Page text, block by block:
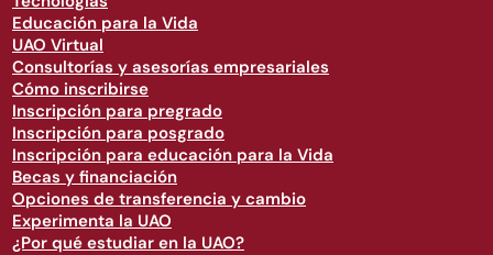
Educación para la Vida
UAO Virtual
Consultorías y asesorías empresariales
Cómo inscribirse
Inscripción para pregrado
Inscripción para posgrado
Inscripción para educación para la Vida
Becas y financiación
Opciones de transferencia y cambio
Experimenta la UAO
¿Por qué estudiar en la UAO?